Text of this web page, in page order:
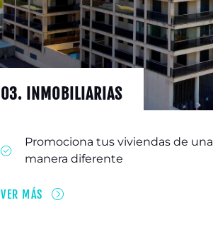
03. INMOBILIARIAS
Promociona tus viviendas de una
manera diferente
VER MÁS